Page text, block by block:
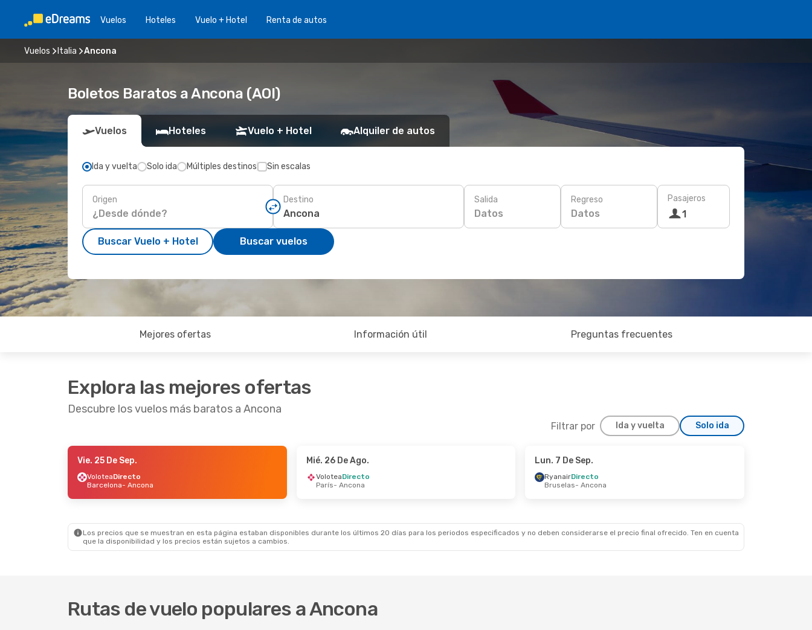
Vuelos Hoteles Vuelo + Hotel Renta de autos
Vuelos Italia Ancona
Boletos Baratos a Ancona (AOI)
Vuelos Hoteles Vuelo + Hotel Alquiler de autos
Ida y vuelta Solo ida Múltiples destinos Sin escalas
Origen Destino Salida
Datos
Regreso
Datos
Pasajeros
1
Buscar Vuelo + Hotel Buscar vuelos
Mejores ofertas Información útil Preguntas frecuentes
Explora las mejores ofertas
Descubre los vuelos más baratos a Ancona
Filtrar por Ida y vuelta Solo ida
- Lun. 28 De Sep.
- Ancona
- Ancona
- Mié. 2 De Sep.
- Lun. 14 De Sep.
Vie. 25 De Sep.
VoloteaDirecto
Barcelona- Ancona
Mié. 26 De Ago.
VoloteaDirecto
París- Ancona
Lun. 7 De Sep.
RyanairDirecto
Bruselas- Ancona
Los precios que se muestran en esta página estaban disponibles durante los últimos 20 días para los periodos especificados y no deben considerarse el precio final ofrecido. Ten en cuenta
que la disponibilidad y los precios están sujetos a cambios.
Rutas de vuelo populares a Ancona